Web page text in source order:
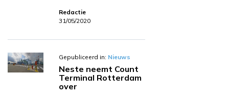
Redactie
31/05/2020
Gepubliceerd in: Nieuws
Neste neemt Count
Terminal Rotterdam
over